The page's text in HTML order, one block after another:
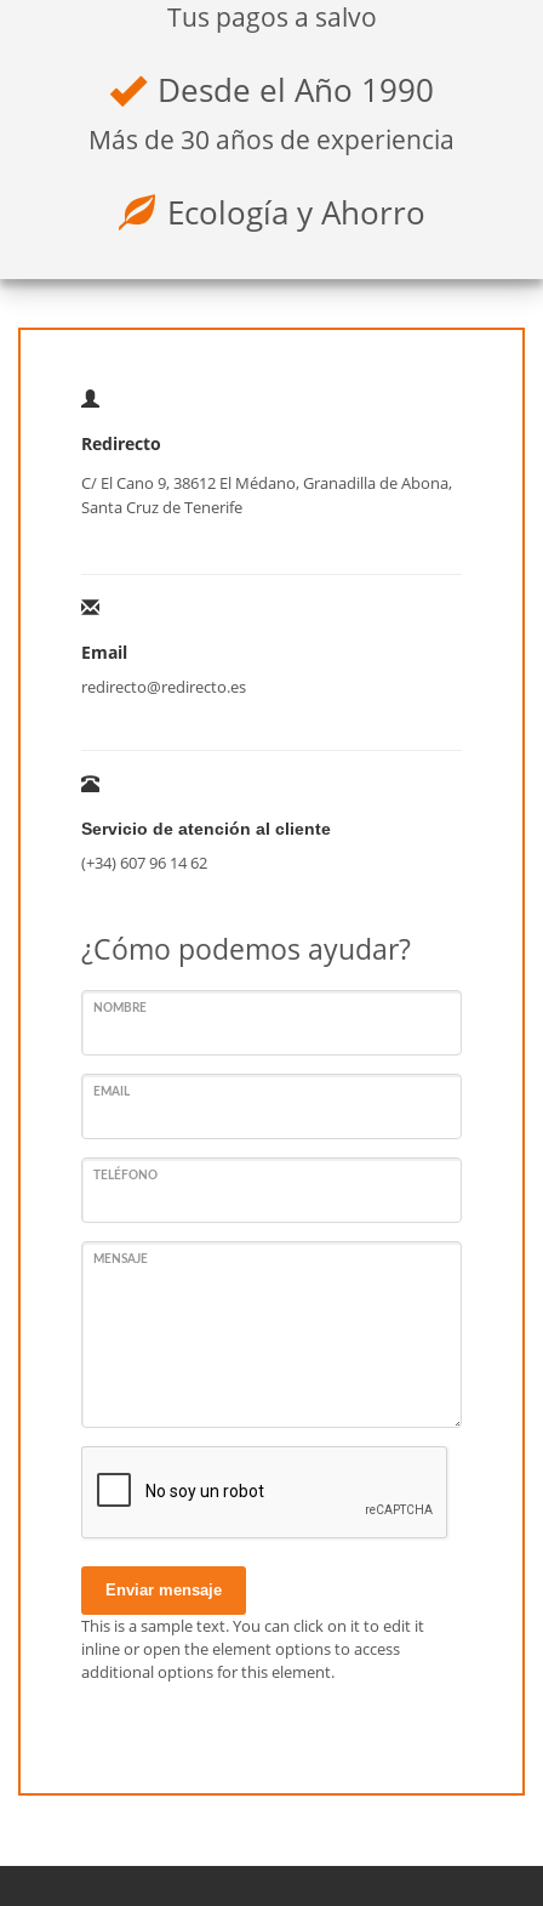
Tus pagos a salvo
Desde el Año 1990
Más de 30 años de experiencia
Ecología y Ahorro
Redirecto
C/ El Cano 9, 38612 El Médano, Granadilla de Abona,
Santa Cruz de Tenerife
Email
redirecto@redirecto.es
Servicio de atención al cliente
(+34) 607 96 14 62
¿Cómo podemos ayudar?
NOMBRE
EMAIL
TELÉFONO
MENSAJE
Enviar mensaje
This is a sample text. You can click on it to edit it
inline or open the element options to access
additional options for this element.